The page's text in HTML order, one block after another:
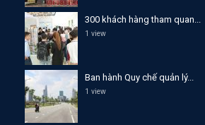
300 khách hàng tham quan...
1 view
Ban hành Quy chế quản lý...
1 view